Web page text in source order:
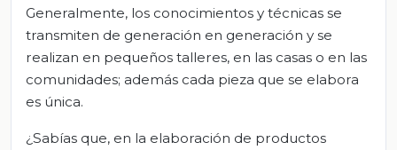
Generalmente, los conocimientos y técnicas se
transmiten de generación en generación y se
realizan en pequeños talleres, en las casas o en las
comunidades; además cada pieza que se elabora
es única.
¿Sabías que, en la elaboración de productos